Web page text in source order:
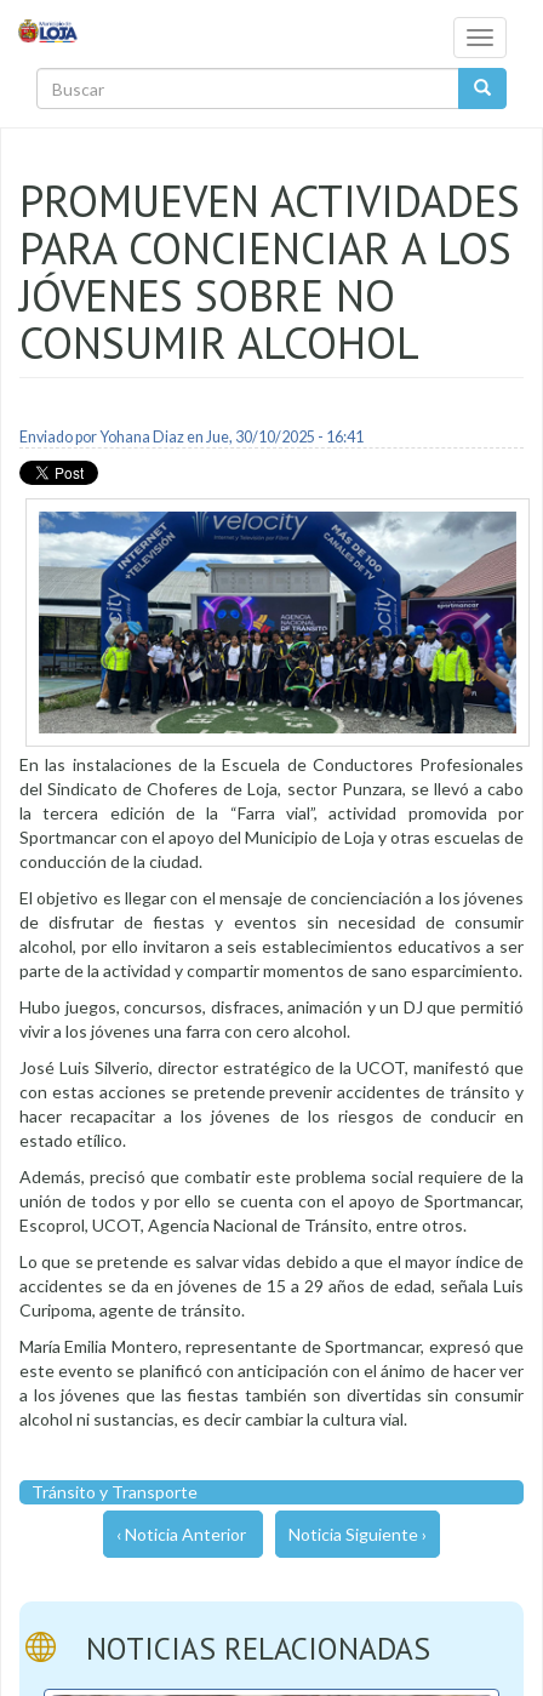
Toggle
PROMUEVEN ACTIVIDADES
PARA CONCIENCIAR A LOS
JÓVENES SOBRE NO
CONSUMIR ALCOHOL
Enviado porYohana Diazen Jue, 30/10/2025 - 16:41
En las instalaciones de la Escuela de Conductores Profesionales
del Sindicato de Choferes de Loja, sector Punzara, se llevó a cabo
la tercera edición de la “Farra vial”, actividad promovida por
Sportmancar con el apoyo del Municipio de Loja y otras escuelas de
conducción de la ciudad.
El objetivo es llegar con el mensaje de concienciación a los jóvenes
de disfrutar de fiestas y eventos sin necesidad de consumir
alcohol, por ello invitaron a seis establecimientos educativos a ser
parte de la actividad y compartir momentos de sano esparcimiento.
Hubo juegos, concursos, disfraces, animación y un DJ que permitió
vivir a los jóvenes una farra con cero alcohol.
José Luis Silverio, director estratégico de la UCOT, manifestó que
con estas acciones se pretende prevenir accidentes de tránsito y
hacer recapacitar a los jóvenes de los riesgos de conducir en
estado etílico.
Además, precisó que combatir este problema social requiere de la
unión de todos y por ello se cuenta con el apoyo de Sportmancar,
Escoprol, UCOT, Agencia Nacional de Tránsito, entre otros.
Lo que se pretende es salvar vidas debido a que el mayor índice de
accidentes se da en jóvenes de 15 a 29 años de edad, señala Luis
Curipoma, agente de tránsito.
María Emilia Montero, representante de Sportmancar, expresó que
este evento se planificó con anticipación con el ánimo de hacer ver
a los jóvenes que las fiestas también son divertidas sin consumir
alcohol ni sustancias, es decir cambiar la cultura vial.
Tránsito y Transporte
‹ Noticia Anterior Noticia Siguiente ›
NOTICIAS RELACIONADAS